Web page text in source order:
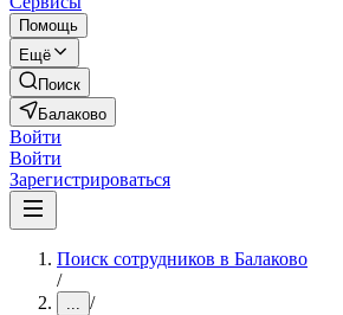
Помощь
Ещё
Поиск
Балаково
Войти
Войти
Зарегистрироваться
Поиск сотрудников в Балаково
/
... /